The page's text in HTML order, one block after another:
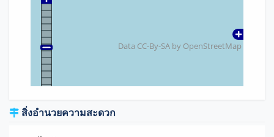
Data CC-By-SA by OpenStreetMap
สิ่งอำนวยความสะดวก